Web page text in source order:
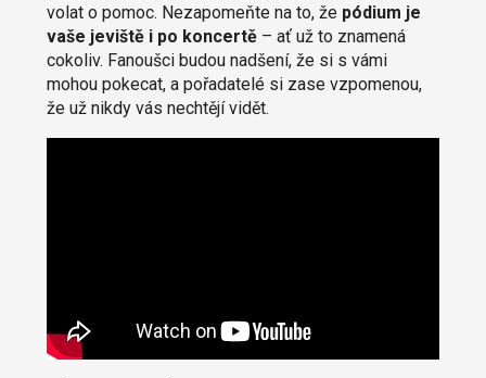
volat o pomoc. Nezapomeňte na to, že pódium je
vaše jeviště i po koncertě– ať už to znamená
cokoliv. Fanoušci budou nadšení, že si s vámi
mohou pokecat, a pořadatelé si zase vzpomenou,
že už nikdy vás nechtějí vidět.